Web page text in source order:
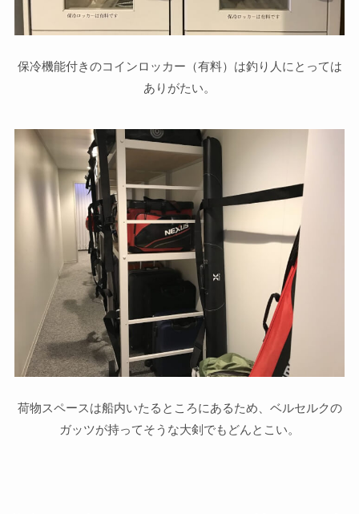
保冷機能付きのコインロッカー（有料）は釣り人にとっては
ありがたい。
荷物スペースは船内いたるところにあるため、ベルセルクの
ガッツが持ってそうな大剣でもどんとこい。